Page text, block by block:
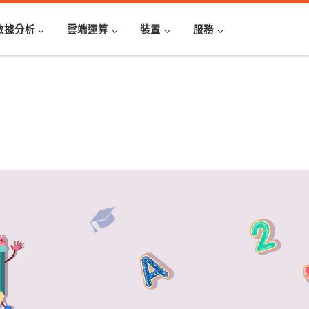
據分析 雲端運算 裝置 服務